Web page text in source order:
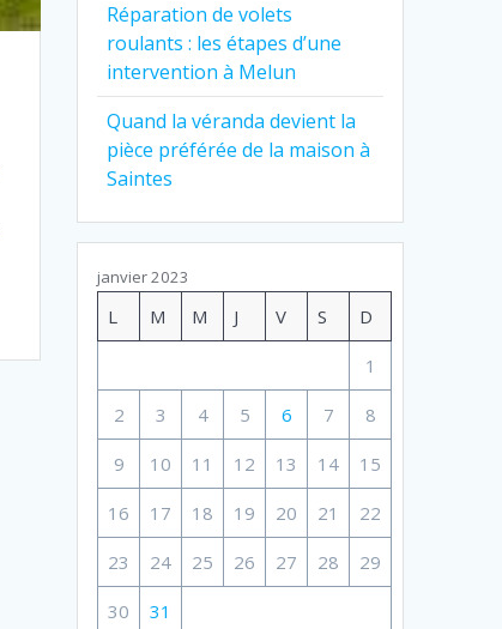
Réparation de volets
roulants : les étapes d’une
intervention à Melun
Quand la véranda devient la
pièce préférée de la maison à
Saintes
janvier 2023
L M M J V S D
1
2 3 4 5 6 7 8
9 10 11 12 13 14 15
16 17 18 19 20 21 22
23 24 25 26 27 28 29
30 31